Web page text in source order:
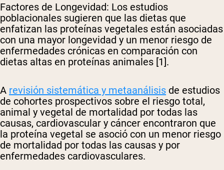
Factores de Longevidad: Los estudios
poblacionales sugieren que las dietas que
enfatizan las proteínas vegetales están asociadas
con una mayor longevidad y un menor riesgo de
enfermedades crónicas en comparación con
dietas altas en proteínas animales [1].
A revisión sistemática y metaanálisis de estudios
de cohortes prospectivos sobre el riesgo total,
animal y vegetal de mortalidad por todas las
causas, cardiovascular y cáncer encontraron que
la proteína vegetal se asoció con un menor riesgo
de mortalidad por todas las causas y por
enfermedades cardiovasculares.